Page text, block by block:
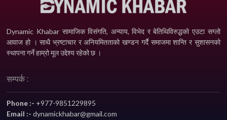
Dynamic Khabar सामाजिक विसंगति, अन्याय, विभेद­ र बेतिथिविरुद्धको एउटा सग्लो
आवाज हो । साथै भ्रष्टाचार र अनियमितताको खण्डन गर्दै समाजमा शान्ति र सुशासनको
स्थापना गर्ने हाम्रो मूल उद्देश्य रहेको छ ।
सम्पर्क :
Phone :- +977-9851229895
Email :-dynamickhabar@gmail.com